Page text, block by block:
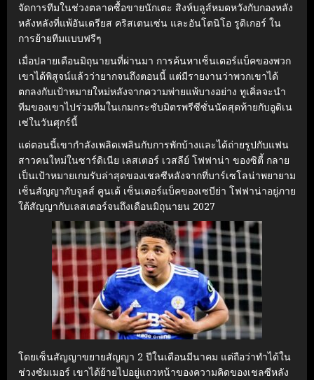
จัดการทีมในช่วงตลาดซื้อขายนักเตะ สิงห์บลูส์หมดหวังกับกองหลัง
หลังหลังที่แพ้อันเดรียส คริสเตนเซ่น และอันโตนิโอ รูดิเกอร์ ใน
การย้ายทีมแบบฟรีๆ
เมื่อปลายเดือนมิถุนายนที่ผ่านมา การค้นหาเซ็นเตอร์แบ็คของพวก
เขาได้พิสูจน์แล้วว่ายากจนถึงตอนนี้ แต่มีรายงานว่าพวกเขาได้
ตกลงกับเป้าหมายใหม่หลังจากความพ่ายแพ้บางอย่าง ทูเคิ่ลจะนํา
ทีมของเขาไปร่วมทีมในเกมกระชับมิตรพรีซีซั่นนัดสุดท้ายกับอูดิเน
เซ่ในวันศุกร์นี้
แต่ตอนนี้เขากําลังเพลิดเพลินกับการพักบ้างและได้ถ่ายรูปกับแฟน
สาวคนใหม่ในซาร์ดิเนีย เลสเตอร์ เวสลีย์ โฟฟาน่า ของซิตี้ กลาย
เป็นเป้าหมายเกมรับล่าสุดของเชลซีหลังจากที่บาร์เซโลน่าพยายาม
เซ็นสัญญากับจูลส์ คูนเด้ เซ็นเตอร์แบ็คของเซบีย่า โฟฟาน่าอยู่ภาย
ใต้สัญญากับเลสเตอร์จนถึงเดือนมิถุนายน 2027
โดยเซ็นสัญญาขยายสัญญา 2 ปีในเดือนมีนาคม แต่ถือว่าทําได้ใน
ช่วงซัมเมอร์ เขาได้ย้ายไปอยู่แถวหน้าของความคิดของเชลซีหลัง